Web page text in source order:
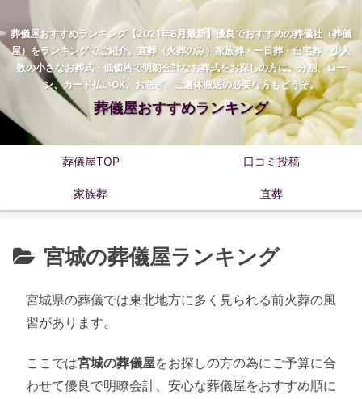
葬儀屋おすすめランキング【2021年6月最新】優良でおすすめの葬儀社（葬儀
屋）をランキングでご紹介。直葬（火葬のみ）家族葬・一日葬・自宅葬・少人
数の小さなお葬式・低価格で明朗会計なお葬式をお探しの方に。分割、ロー
ン、カード払いOK。お急ぎ、ご遺体搬送の必要な方もどうぞ。
葬儀屋おすすめランキング
葬儀屋TOP 口コミ投稿
家族葬 直葬
宮城の葬儀屋ランキング
宮城県の葬儀では東北地方に多く見られる前火葬の風
習があります。
ここでは宮城の葬儀屋をお探しの方の為にご予算に合
わせて優良で明瞭会計、安心な葬儀屋をおすすめ順に